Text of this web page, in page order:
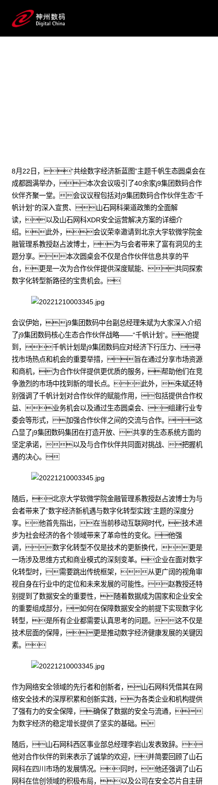
8月22日，“共绘数字经济新蓝图”主题千帆生态圆桌会在
成都圆满举办，本次会议吸引了40余家j9集团数码合作
伙伴齐聚一堂。会议议程包括对j9集团数码合作伙伴生态“千
帆计划”的深入宣贯、山石网科渠道政策的全面解
读，以及山石网科XDR安全运营解决方案的详细介
绍。此外，会议荣幸邀请到北京大学软微学院金
融管理系教授赵占波博士，为与会者带来了富有洞见的主
题分享。本次圆桌会不仅是合作伙伴信息共享的平
台，更是一次为合作伙伴提供深度赋能、共同探索
数字化转型新路径的宝贵机会。
会议伊始，j9集团数码中台副总经理朱斌为大家深入介绍
了j9集团数码核心生态合作伙伴战略——“千帆计划”。他提
到，千帆计划是j9集团数码应对经济下行压力、寻
找市场热点和机会的重要举措，旨在通过分享市场资源
和商机，为合作伙伴提供更优质的服务，帮助他们在竞
争激烈的市场中找到新的增长点。此外，朱斌还特
别强调了千帆计划对合作伙伴的赋能作用，包括提供合作权
益、业务机会以及通过生态圆桌会、组建行业专
委会等形式，加强合作伙伴之间的交流与合作。这
凸显了j9集团数码集团在打造开放、共享的生态系统方面的
坚定承诺，以及与合作伙伴共同面对挑战、把握机
遇的决心。
随后，北京大学软微学院金融管理系教授赵占波博士为与
会者带来了“数字经济新机遇与数字化转型实践”主题的深度分
享。他首先指出，在当前移动互联网时代，技术进
步为社会经济的各个领域带来了革命性的变化。他强
调，数字化转型不仅是技术的更新换代，更是
一场涉及思维方式和商业模式的深刻变革。企业在面对数字
化转型时，需要跳出传统框架，从更广阔的视角审
视自身在行业中的定位和未来发展的可能性。赵教授还特
别提到了数据安全的重要性，随着数据成为国家和企业安全
的重要组成部分，如何在保障数据安全的前提下实现数字化
转型，是所有企业都需要认真思考的问题。这不仅是
技术层面的保障，更是推动数字经济健康发展的关键因
素。
作为网络安全领域的先行者和创新者，山石网科凭借其在网
络安全技术的深厚积累和创新实践，为各类企业和机构提供
了强有力的安全保障，确保了数据的安全与流通，
为数字经济的稳定增长提供了坚实的基础。
随后，山石网科西区事业部总经理李岩山发表致辞。
他对合作伙伴的到来表示了诚挚的欢迎，并简要回顾了山石
网科在四川市场的发展情况。同时，他还强调了山石
网科在信创领域的积极布局，以及公司在安全芯片自主研